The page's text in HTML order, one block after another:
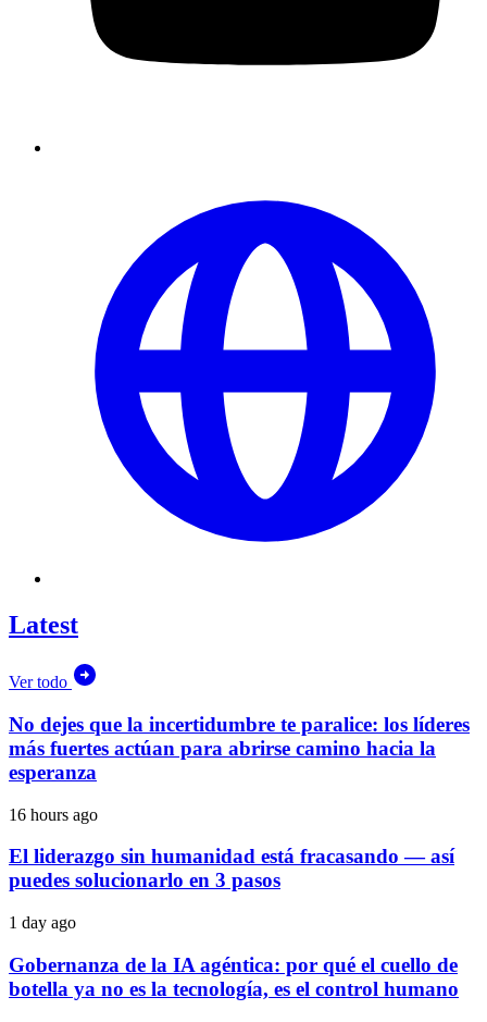
Latest
Ver todo
No dejes que la incertidumbre te paralice: los líderes
más fuertes actúan para abrirse camino hacia la
esperanza
16 hours ago
El liderazgo sin humanidad está fracasando — así
puedes solucionarlo en 3 pasos
1 day ago
Gobernanza de la IA agéntica: por qué el cuello de
botella ya no es la tecnología, es el control humano